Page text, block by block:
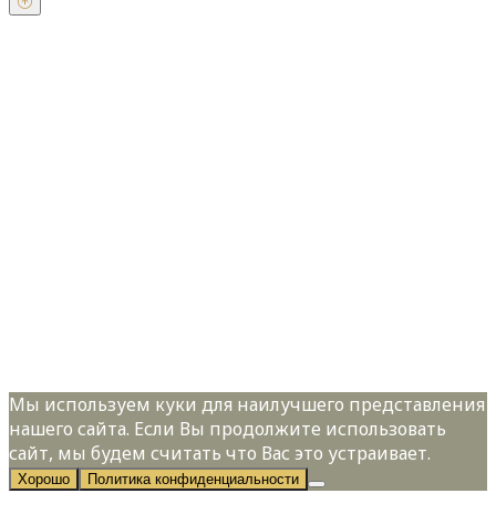
Мы используем куки для наилучшего представления
нашего сайта. Если Вы продолжите использовать
сайт, мы будем считать что Вас это устраивает.
Хорошо Политика конфиденциальности